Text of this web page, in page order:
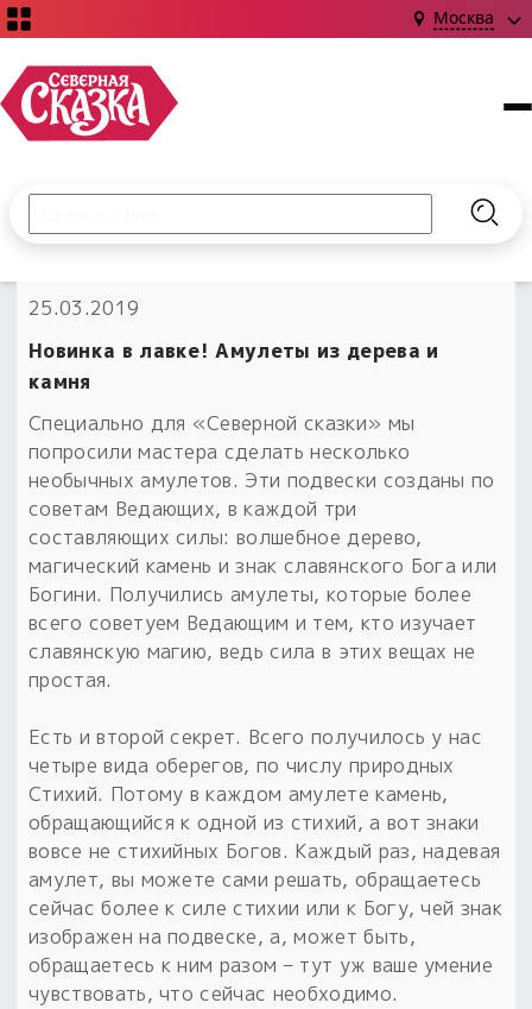
Москва
НОВИНКИ!
Книги
Издания о Славянской культуре и ведовстве
Наборы для курсов и книг
Обереги славян нательные
Обереги для дома и машины
Обрядовые предметы
Расходные материалы
Готовые заговоры и обряды
Сказки
Магия
Библиография
Об авторе и издательстве
Наборы для книг
Электронные книги
С чего начать?
Материалы
Для алтаря
Расходные материалы
Гадание он-лайн
Приложение для гадания
30 вариантов раскладов по системе Рез Рода:
Готовые заговоры
Для чего:
Предметы
Магические наборы
Для алтаря
С чего начать?
Новые книги
в лавке!
«Резы Рода. Нежиты» и «Резы
Рода.Духи-Хозяева» с колодами
толковники со значениями, раскладами,
толкованиями колод
Введите текст и нажмите кнопку «Найти», чтобы
25.03.2019
Новинка в лавке! Амулеты из дерева и
камня
Специально для «Северной сказки» мы
попросили мастера сделать несколько
необычных амулетов. Эти подвески созданы по
советам Ведающих, в каждой три
составляющих силы: волшебное дерево,
магический камень и знак славянского Бога или
Богини. Получились амулеты, которые более
всего советуем Ведающим и тем, кто изучает
славянскую магию, ведь сила в этих вещах не
простая.
Есть и второй секрет. Всего получилось у нас
четыре вида оберегов, по числу природных
Стихий. Потому в каждом амулете камень,
обращающийся к одной из стихий, а вот знаки
вовсе не стихийных Богов. Каждый раз, надевая
амулет, вы можете сами решать, обращаетесь
сейчас более к силе стихии или к Богу, чей знак
изображен на подвеске, а, может быть,
обращаетесь к ним разом – тут уж ваше умение
чувствовать, что сейчас необходимо.